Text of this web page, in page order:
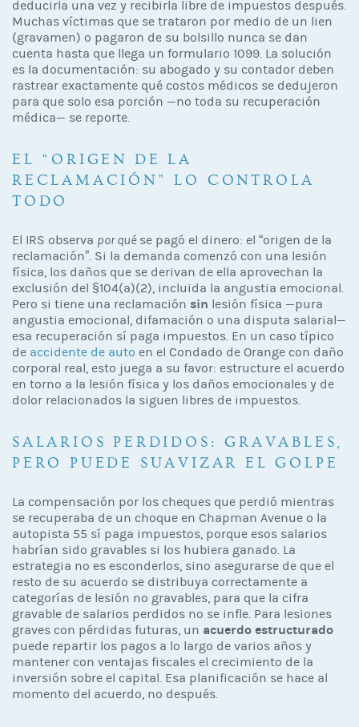
deducirla una vez y recibirla libre de impuestos después.
Muchas víctimas que se trataron por medio de un lien
(gravamen) o pagaron de su bolsillo nunca se dan
cuenta hasta que llega un formulario 1099. La solución
es la documentación: su abogado y su contador deben
rastrear exactamente qué costos médicos se dedujeron
para que solo esa porción —no toda su recuperación
médica— se reporte.
EL “ORIGEN DE LA
RECLAMACIÓN” LO CONTROLA
TODO
El IRS observa por quése pagó el dinero: el “origen de la
reclamación”. Si la demanda comenzó con una lesión
física, los daños que se derivan de ella aprovechan la
exclusión del §104(a)(2), incluida la angustia emocional.
Pero si tiene una reclamación sin lesión física —pura
angustia emocional, difamación o una disputa salarial—
esa recuperación sí paga impuestos. En un caso típico
de accidente de auto en el Condado de Orange con daño
corporal real, esto juega a su favor: estructure el acuerdo
en torno a la lesión física y los daños emocionales y de
dolor relacionados la siguen libres de impuestos.
SALARIOS PERDIDOS: GRAVABLES,
PERO PUEDE SUAVIZAR EL GOLPE
La compensación por los cheques que perdió mientras
se recuperaba de un choque en Chapman Avenue o la
autopista 55 sí paga impuestos, porque esos salarios
habrían sido gravables si los hubiera ganado. La
estrategia no es esconderlos, sino asegurarse de que el
resto de su acuerdo se distribuya correctamente a
categorías de lesión no gravables, para que la cifra
gravable de salarios perdidos no se infle. Para lesiones
graves con pérdidas futuras, un acuerdo estructurado
puede repartir los pagos a lo largo de varios años y
mantener con ventajas fiscales el crecimiento de la
inversión sobre el capital. Esa planificación se hace al
momento del acuerdo, no después.